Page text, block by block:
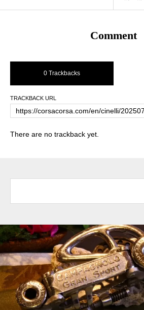
Comment
0 Trackbacks
TRACKBACK URL
There are no trackback yet.